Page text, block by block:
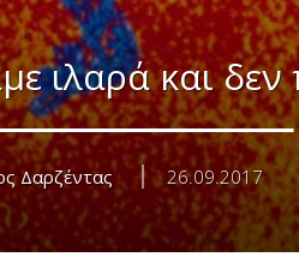
ιλαρά και
Δαρζέντας 26.09.2017